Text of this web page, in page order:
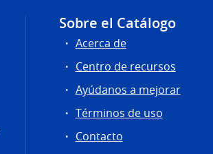
Sobre el Catálogo
Acerca de
Centro de recursos
Ayúdanos a mejorar
Términos de uso
Contacto